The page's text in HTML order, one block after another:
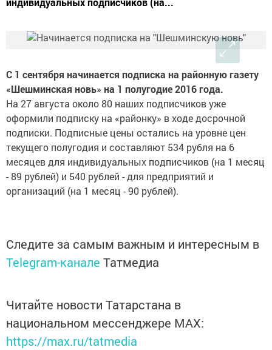
С 1 сентября начинается подписка на районную газету
«Шешминская новь» на 1 полугодие 2016 года.
На 27 августа около 80 наших подписчиков уже
оформили подписку на «районку» в ходе досрочной
подписки. Подписные цены остались на уровне цен
текущего полугодия и составляют 534 рубля на 6
месяцев для индивидуальных подписчиков (на 1 месяц
- 89 рублей) и 540 рублей - для предприятий и
организаций (на 1 месяц - 90 рублей).
Следите за самым важным и интересным в
Telegram-канале Татмедиа
Читайте новости Татарстана в
национальном мессенджере MАХ:
https://max.ru/tatmedia